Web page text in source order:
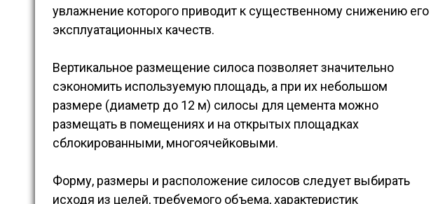
увлажнение которого приводит к существенному снижению его
эксплуатационных качеств.
Вертикальное размещение силоса позволяет значительно
сэкономить используемую площадь, а при их небольшом
размере (диаметр до 12 м) силосы для цемента можно
размещать в помещениях и на открытых площадках
сблокированными, многоячейковыми.
Форму, размеры и расположение силосов следует выбирать
исходя из целей, требуемого объема, характеристик